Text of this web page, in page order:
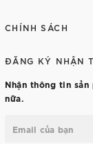
CHÍNH SÁCH
ĐĂNG KÝ NHẬN
Nhận thông tin
nữa.